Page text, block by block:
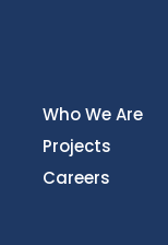
Who We Are
Projects
Careers